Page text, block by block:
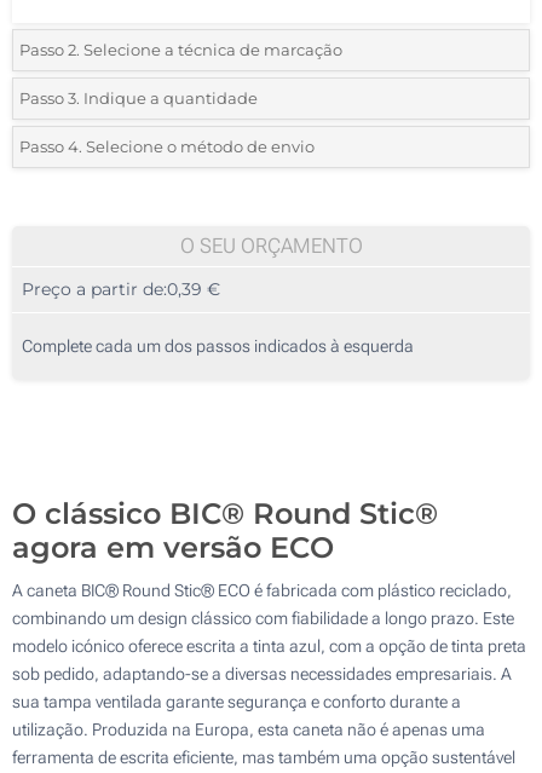
Passo 2. Selecione a técnica de marcação
*Selecione o tipo de marcação e as cores do logotipo:
1 Cor (No corpo)
Passo 3. Indique a quantidade
*Quantidade mínima:500
1000
2500
Passo 4. Selecione o método de envio
O SEU ORÇAMENTO
Preço a partir de:0,39 €
Complete cada um dos passos indicados à esquerda
O clássico BIC® Round Stic®
agora em versão ECO
A caneta BIC® Round Stic® ECO é fabricada com plástico reciclado,
combinando um design clássico com fiabilidade a longo prazo. Este
modelo icónico oferece escrita a tinta azul, com a opção de tinta preta
sob pedido, adaptando-se a diversas necessidades empresariais. A
sua tampa ventilada garante segurança e conforto durante a
utilização. Produzida na Europa, esta caneta não é apenas uma
ferramenta de escrita eficiente, mas também uma opção sustentável